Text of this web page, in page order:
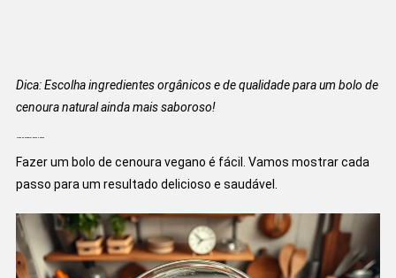
Dica: Escolha ingredientes orgânicos e de qualidade para um bolo de
cenoura natural ainda mais saboroso!
Modo de Preparar Passo a Passo
Fazer um bolo de cenoura vegano é fácil. Vamos mostrar cada
passo para um resultado delicioso e saudável.